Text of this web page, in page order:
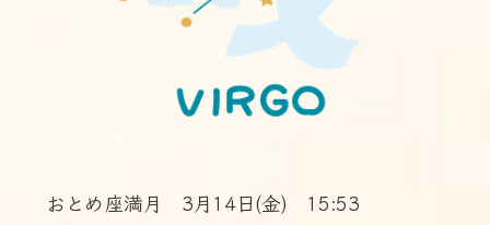
おとめ座満月 3月14日(金) 15:53